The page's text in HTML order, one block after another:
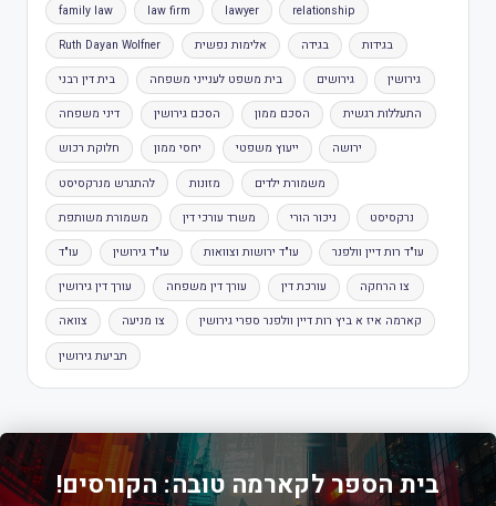
family law law firm lawyer relationship
Ruth Dayan Wolfner אלימות נפשית בגידה בגידות
בית דין רבני בית משפט לענייני משפחה גירושים גירושין
דיני משפחה הסכם גירושין הסכם ממון התעללות רגשית
חלוקת רכוש יחסי ממון ייעוץ משפטי ירושה
להתגרש מנרקסיסט מזונות משמורת ילדים
משמורת משותפת משרד עורכי דין ניכור הורי נרקסיסט
עו"ד עו"ד גירושין עו"ד ירושות וצוואות עו"ד רות דיין וולפנר
עורך דין גירושין עורך דין משפחה עורכת דין צו הרחקה
צוואה צו מניעה קארמה איז א ביץ רות דיין וולפנר ספרי גירושין
תביעת גירושין
בית הספר לקארמה טובה: הקורסים!